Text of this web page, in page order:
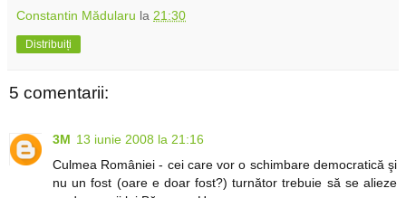
Constantin Mădularu la 21:30
Distribuiți
5 comentarii:
3M 13 iunie 2008 la 21:16
Culmea României - cei care vor o schimbare democratică şi
nu un fost (oare e doar fost?) turnător trebuie să se alieze